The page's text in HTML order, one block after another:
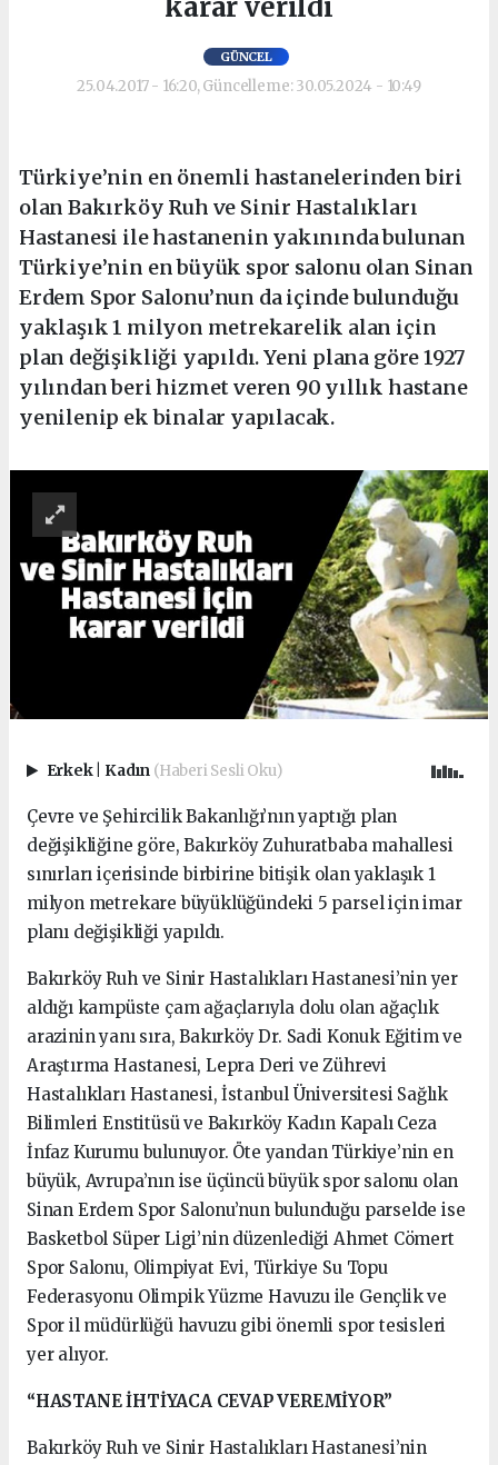
karar verildi
GÜNCEL
25.04.2017 - 16:20, Güncelleme: 30.05.2024 - 10:49
Türkiye’nin en önemli hastanelerinden biri
olan Bakırköy Ruh ve Sinir Hastalıkları
Hastanesi ile hastanenin yakınında bulunan
Türkiye’nin en büyük spor salonu olan Sinan
Erdem Spor Salonu’nun da içinde bulunduğu
yaklaşık 1 milyon metrekarelik alan için
plan değişikliği yapıldı. Yeni plana göre 1927
yılından beri hizmet veren 90 yıllık hastane
yenilenip ek binalar yapılacak.
Erkek Kadın (Haberi Sesli Oku)
Çevre ve Şehircilik Bakanlığı’nın yaptığı plan
değişikliğine göre, Bakırköy Zuhuratbaba mahallesi
sınırları içerisinde birbirine bitişik olan yaklaşık 1
milyon metrekare büyüklüğündeki 5 parsel için imar
planı değişikliği yapıldı.
Bakırköy Ruh ve Sinir Hastalıkları Hastanesi’nin yer
aldığı kampüste çam ağaçlarıyla dolu olan ağaçlık
arazinin yanı sıra, Bakırköy Dr. Sadi Konuk Eğitim ve
Araştırma Hastanesi, Lepra Deri ve Zührevi
Hastalıkları Hastanesi, İstanbul Üniversitesi Sağlık
Bilimleri Enstitüsü ve Bakırköy Kadın Kapalı Ceza
İnfaz Kurumu bulunuyor. Öte yandan Türkiye’nin en
büyük, Avrupa’nın ise üçüncü büyük spor salonu olan
Sinan Erdem Spor Salonu’nun bulunduğu parselde ise
Basketbol Süper Ligi’nin düzenlediği Ahmet Cömert
Spor Salonu, Olimpiyat Evi, Türkiye Su Topu
Federasyonu Olimpik Yüzme Havuzu ile Gençlik ve
Spor il müdürlüğü havuzu gibi önemli spor tesisleri
yer alıyor.
“HASTANE İHTİYACA CEVAP VEREMİYOR”
Bakırköy Ruh ve Sinir Hastalıkları Hastanesi’nin